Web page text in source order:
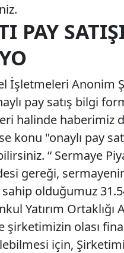
PAY
İşletmeleri Anonim
pay satış bilgi
halinde haberimiz
konu "onaylı pay
“ Sermaye
gereği,
olduğumuz
Yatırım Ortaklığı
şirketimizin olası
için,